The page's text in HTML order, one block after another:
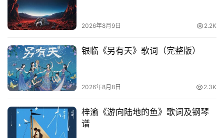
络
热
词
电
影
台
词
2026年8月9日 2.2K
银临《另有天》歌词（完整版）
2026年8月8日 2.3K
梓渝《游向陆地的鱼》歌词及钢琴
谱